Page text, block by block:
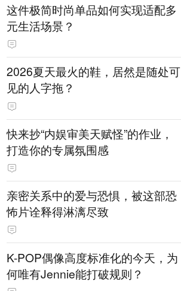
这件极简时尚单品如何实现适配多
元生活场景？
2026夏天最火的鞋，居然是随处可
见的人字拖？
快来抄“内娱审美天赋怪”的作业，
打造你的专属氛围感
亲密关系中的爱与恐惧，被这部恐
怖片诠释得淋漓尽致
K-POP偶像高度标准化的今天，为
何唯有Jennie能打破规则？